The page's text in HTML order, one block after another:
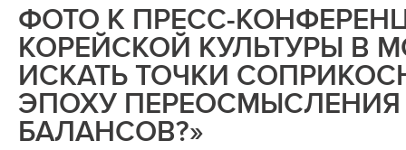
ФОТО К ПРЕСС-
КОРЕЙСКОЙ КУЛЬТУРЫ В
ИСКАТЬ ТОЧКИ
ЭПОХУ
БАЛАНСОВ?»